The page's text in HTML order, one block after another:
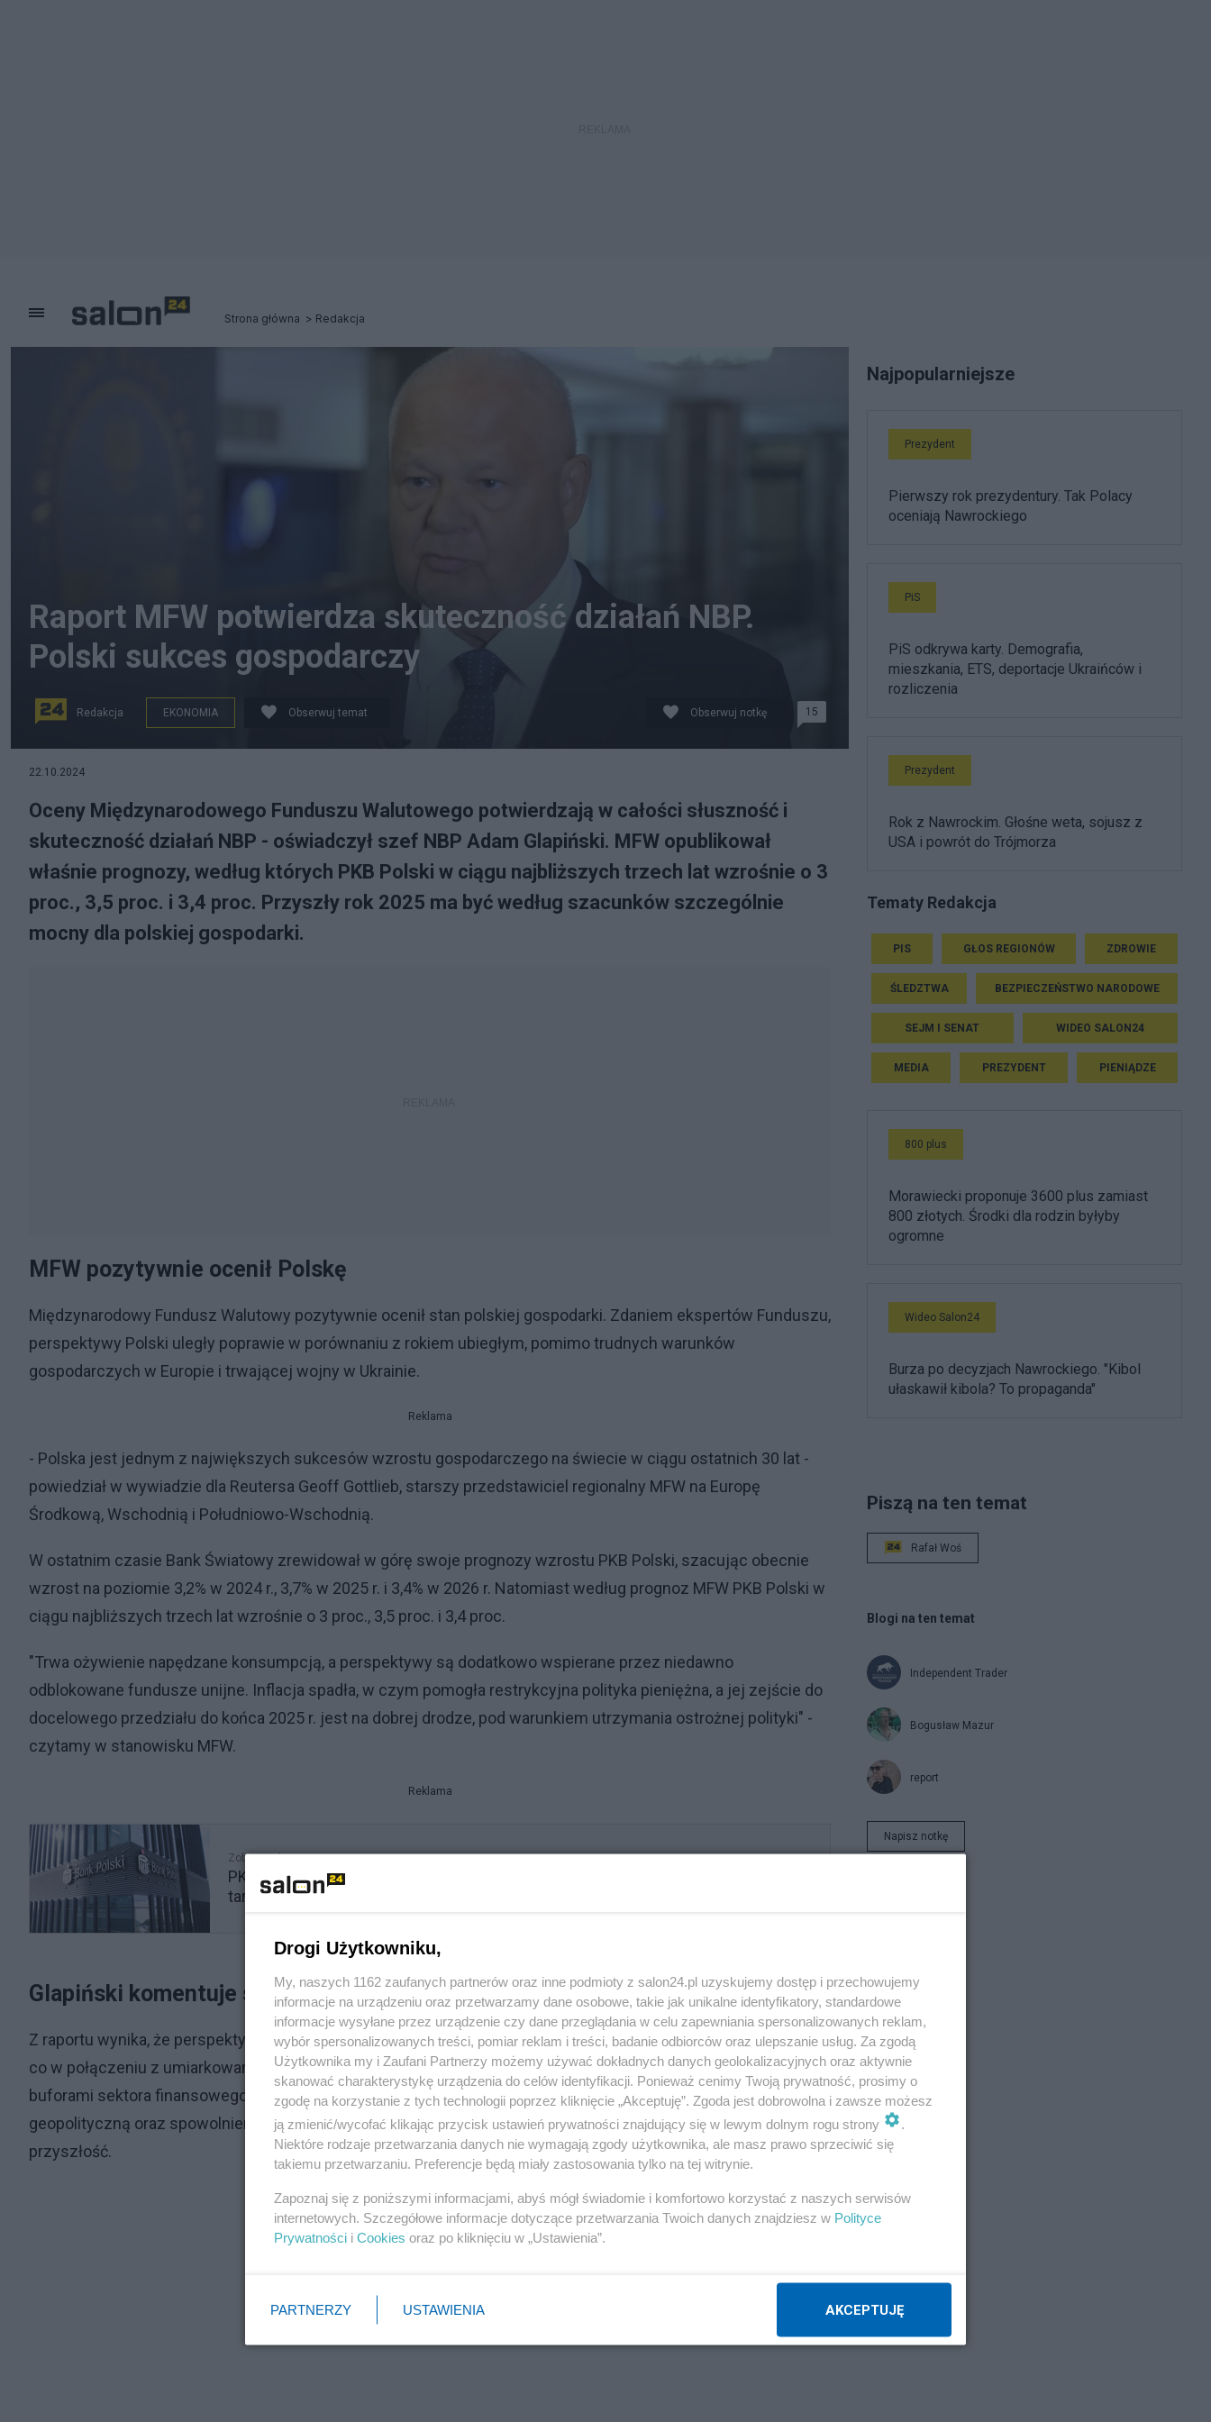
Strona główna Redakcja
Raport MFW potwierdza skuteczność działań NBP.
Polski sukces gospodarczy
Redakcja EKONOMIA Obserwuj temat Obserwuj notkę 15
22.10.2024
Oceny Międzynarodowego Funduszu Walutowego potwierdzają w całości słuszność i
skuteczność działań NBP - oświadczył szef NBP Adam Glapiński. MFW opublikował
właśnie prognozy, według których PKB Polski w ciągu najbliższych trzech lat wzrośnie o 3
proc., 3,5 proc. i 3,4 proc. Przyszły rok 2025 ma być według szacunków szczególnie
mocny dla polskiej gospodarki.
MFW pozytywnie ocenił Polskę
Międzynarodowy Fundusz Walutowy pozytywnie ocenił stan polskiej gospodarki. Zdaniem ekspertów Funduszu,
perspektywy Polski uległy poprawie w porównaniu z rokiem ubiegłym, pomimo trudnych warunków
gospodarczych w Europie i trwającej wojny w Ukrainie.
Reklama
- Polska jest jednym z największych sukcesów wzrostu gospodarczego na świecie w ciągu ostatnich 30 lat -
powiedział w wywiadzie dla Reutersa Geoff Gottlieb, starszy przedstawiciel regionalny MFW na Europę
Środkową, Wschodnią i Południowo-Wschodnią.
W ostatnim czasie Bank Światowy zrewidował w górę swoje prognozy wzrostu PKB Polski, szacując obecnie
wzrost na poziomie 3,2% w 2024 r., 3,7% w 2025 r. i 3,4% w 2026 r. Natomiast według prognoz MFW PKB Polski w
ciągu najbliższych trzech lat wzrośnie o 3 proc., 3,5 proc. i 3,4 proc.
"Trwa ożywienie napędzane konsumpcją, a perspektywy są dodatkowo wspierane przez niedawno
odblokowane fundusze unijne. Inflacja spadła, w czym pomogła restrykcyjna polityka pieniężna, a jej zejście do
docelowego przedziału do końca 2025 r. jest na dobrej drodze, pod warunkiem utrzymania ostrożnej polityki" -
czytamy w stanowisku MFW.
Reklama
Zobacz także
PKO BP po raz pierwszy ostrzega o tym własnych klientów. Mogą wpaść w spore
tarapaty
Glapiński komentuje stanowisko MFW
Z raportu wynika, że perspektywy wzrostu Polski są wspierane przez odblokowane fundusze Unii Europejskiej,
co w połączeniu z umiarkowanym poziomem zadłużenia, znacznymi rezerwami walutowymi oraz solidnymi
buforami sektora finansowego przyczynia się do stabilności gospodarki. Ryzyka związane z sytuacją
geopolityczną oraz spowolnieniem w Europie są skutecznie łagodzone, co daje podstawy do optymizmu na
przyszłość.
Najpopularniejsze
Prezydent
Pierwszy rok prezydentury. Tak Polacy
oceniają Nawrockiego
PiS
PiS odkrywa karty. Demografia,
mieszkania, ETS, deportacje Ukraińców i
rozliczenia
Prezydent
Rok z Nawrockim. Głośne weta, sojusz z
USA i powrót do Trójmorza
Tematy Redakcja
PIS GŁOS REGIONÓW ZDROWIE
ŚLEDZTWA BEZPIECZEŃSTWO NARODOWE
SEJM I SENAT WIDEO SALON24
MEDIA PREZYDENT PIENIĄDZE
800 plus
Morawiecki proponuje 3600 plus zamiast
800 złotych. Środki dla rodzin byłyby
ogromne
Wideo Salon24
Burza po decyzjach Nawrockiego. "Kibol
ułaskawił kibola? To propaganda"
Piszą na ten temat
Rafał Woś
Blogi na ten temat
Independent Trader
Bogusław Mazur
report
Napisz notkę
Drogi Użytkowniku,
My, naszych 1162 zaufanych partnerów oraz inne podmioty z salon24.pl uzyskujemy dostęp i przechowujemy
informacje na urządzeniu oraz przetwarzamy dane osobowe, takie jak unikalne identyfikatory, standardowe
informacje wysyłane przez urządzenie czy dane przeglądania w celu zapewniania spersonalizowanych reklam,
wybór spersonalizowanych treści, pomiar reklam i treści, badanie odbiorców oraz ulepszanie usług. Za zgodą
Użytkownika my i Zaufani Partnerzy możemy używać dokładnych danych geolokalizacyjnych oraz aktywnie
skanować charakterystykę urządzenia do celów identyfikacji. Ponieważ cenimy Twoją prywatność, prosimy o
zgodę na korzystanie z tych technologii poprzez kliknięcie „Akceptuję”. Zgoda jest dobrowolna i zawsze możesz
ją zmienić/wycofać klikając przycisk ustawień prywatności znajdujący się w lewym dolnym rogu strony
.
Niektóre rodzaje przetwarzania danych nie wymagają zgody użytkownika, ale masz prawo sprzeciwić się
takiemu przetwarzaniu. Preferencje będą miały zastosowania tylko na tej witrynie.
Zapoznaj się z poniższymi informacjami, abyś mógł świadomie i komfortowo korzystać z naszych serwisów
internetowych. Szczegółowe informacje dotyczące przetwarzania Twoich danych znajdziesz w Polityce
Prywatności i Cookies oraz po kliknięciu w „Ustawienia”.
PARTNERZY USTAWIENIA AKCEPTUJĘ